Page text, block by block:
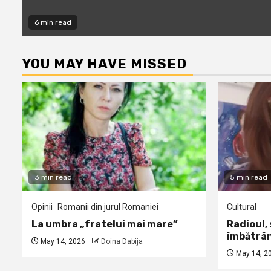
6 min read
YOU MAY HAVE MISSED
3 min read
Opinii Romanii din jurul Romaniei
La umbra „fratelui mai mare”
May 14, 2026 Doina Dabija
5 min read
Cultural
May 14,